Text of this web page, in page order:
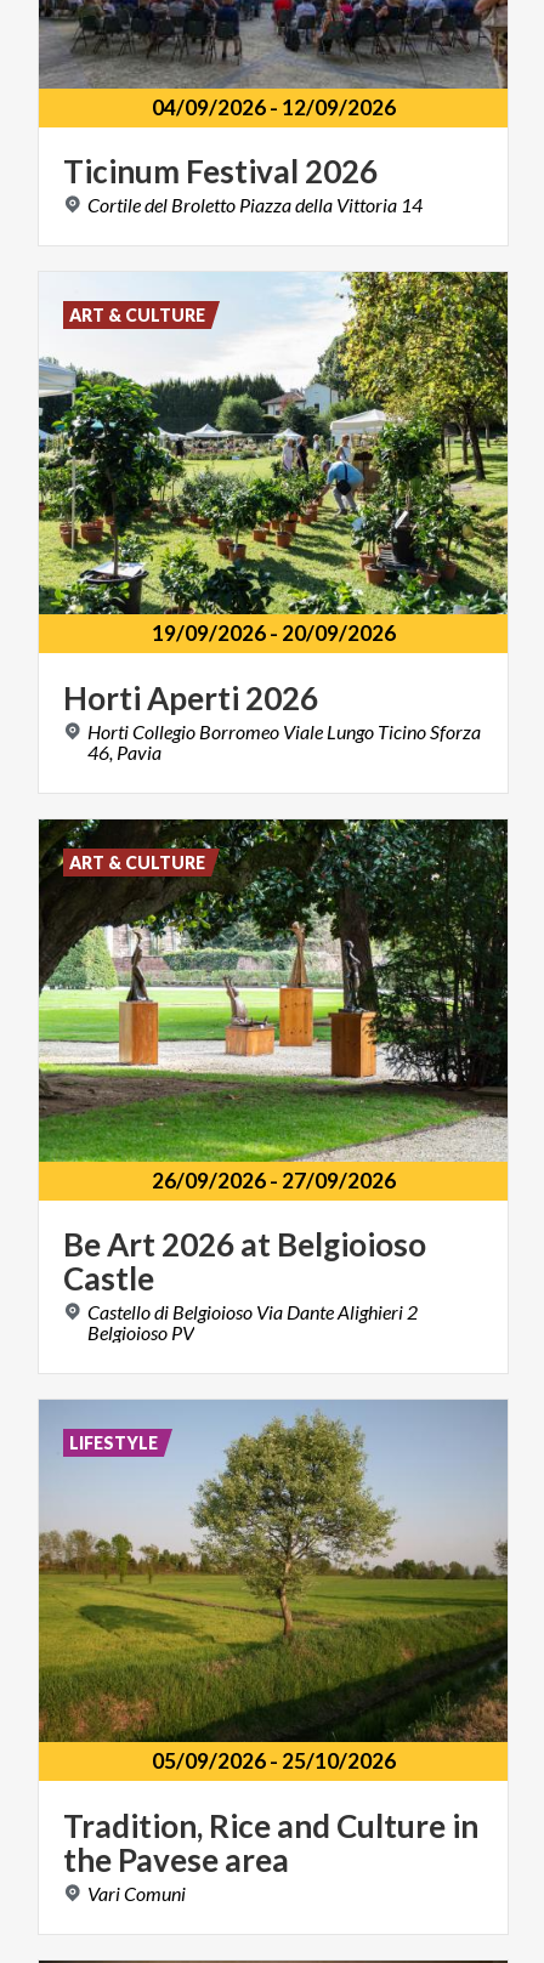
04/09/2026- 12/09/2026
Ticinum Festival 2026
Cortiledel Broletto Piazzadella Vittoria 14
19/09/2026- 20/09/2026
HortiAperti 2026
Horti Collegio Borromeo Viale Lungo Ticino Sforza
46, Pavia
ART & CULTURE
26/09/2026- 27/09/2026
BeArt2026at Belgioioso
Castle
Castello di Belgioioso Via Dante Alighieri 2
Belgioioso PV
ART & CULTURE
05/09/2026- 25/10/2026
Tradition, Riceand Culture in
the Pavesearea
VariComuni
LIFESTYLE